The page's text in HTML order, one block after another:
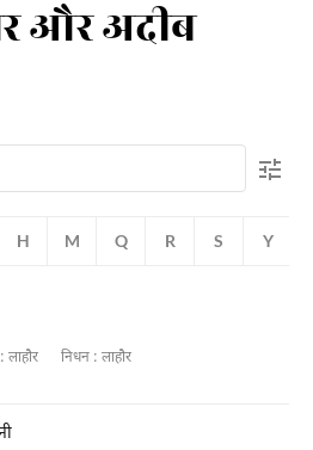
और अदीब
H M Q R S Y
लाहौर निधन : लाहौर